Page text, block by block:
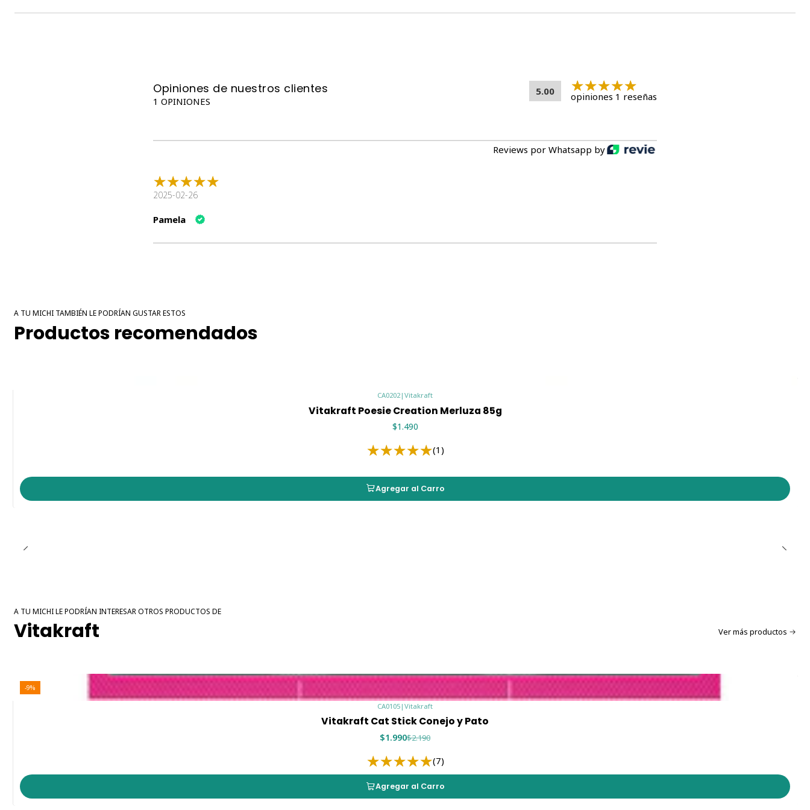
Opiniones de nuestros clientes
1 OPINIONES
5.00 opiniones 1 reseñas
Reviews por Whatsapp by
2025-02-26
Pamela
A TU MICHI TAMBIÉN LE PODRÍAN GUSTAR ESTOS
Productos recomendados
CA0202| Vitakraft
Vitakraft Poesie Creation Merluza 85g
$1.490
(1)
Agregar al Carro
A TU MICHI LE PODRÍAN INTERESAR OTROS PRODUCTOS DE
Vitakraft Ver más productos
-9%
CA0105 | Vitakraft
Vitakraft Cat Stick Conejo y Pato
$1.990$2.190
(7)
Agregar al Carro